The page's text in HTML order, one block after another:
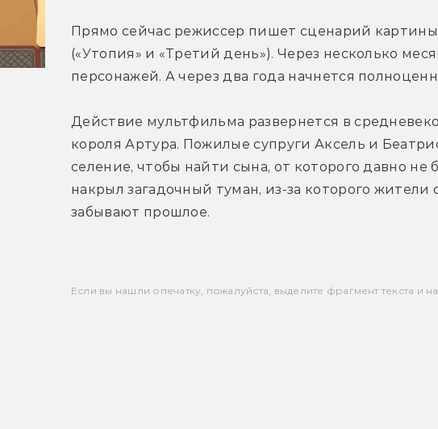
Прямо сейчас режиссер пишет сценарий
(«Утопия» и «Третий день»). Через несколько
персонажей. А через два года начнется
Действие мультфильма развернется в
короля Артура. Пожилые супруги Аксель и
селение, чтобы найти сына, от которого давно не
накрыл загадочный туман, из-за которого
забывают прошлое.
Если вы нашли опечатку, пожалуйста, выделите фрагмент текста и